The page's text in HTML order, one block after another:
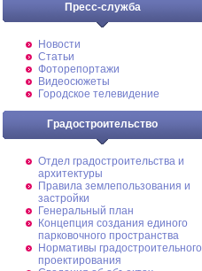
Пресс-служба
Новости
Статьи
Фоторепортажи
Видеосюжеты
Городское телевидение
Градостроительство
Отдел градостроительства и
архитектуры
Правила землепользования и
застройки
Генеральный план
Концепция создания единого
парковочного пространства
Нормативы градостроительного
проектирования